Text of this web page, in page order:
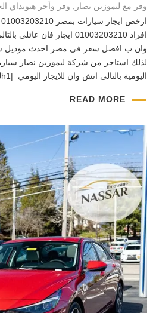
وفر مع ليموزين نصار
وفر وأجر هيونداي
افراد 01003203210 ايجار فان
لذلك استاجر من شركة ليموزين نصار سيارة
اليومية بالتالى اتش وان للايجار اليومي |h1للايجار بدون سائق| اتش […]
READ MORE